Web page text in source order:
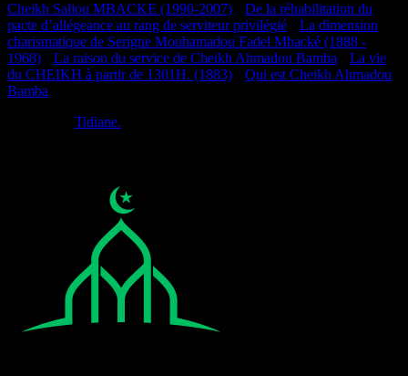
Cheikh Saliou MBACKE (1990-2007)
De la réhabilitation du
pacte d’allégeance au rang de serviteur privilégié
La dimension
charismatique de Serigne Mouhamadou Fadel Mbacké (1888 -
1968)
La raison du service de Cheikh Ahmadou Bamba
La vie
du CHEIKH à partir de 1301H. (1883)
Qui est Cheikh Ahmadou
Bamba
Tidiane.